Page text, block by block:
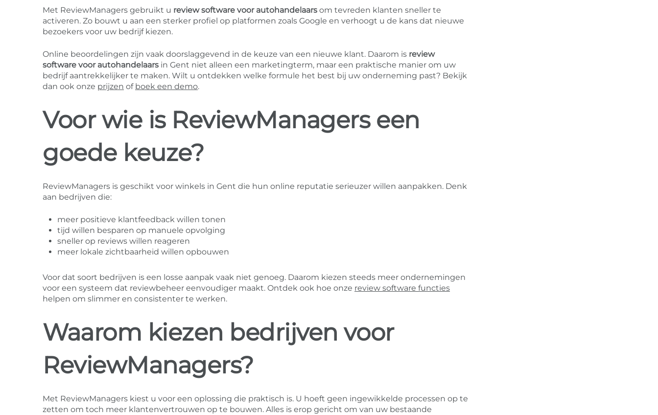
Met ReviewManagers gebruikt u review software voor autohandelaars om tevreden klanten sneller te
activeren. Zo bouwt u aan een sterker profiel op platformen zoals Google en verhoogt u de kans dat nieuwe
bezoekers voor uw bedrijf kiezen.
Online beoordelingen zijn vaak doorslaggevend in de keuze van een nieuwe klant. Daarom is review
software voor autohandelaars in Gent niet alleen een marketingterm, maar een praktische manier om uw
bedrijf aantrekkelijker te maken. Wilt u ontdekken welke formule het best bij uw onderneming past? Bekijk
dan ook onze prijzen of boek een demo.
Voor wie is ReviewManagers een
goede keuze?
ReviewManagers is geschikt voor winkels in Gent die hun online reputatie serieuzer willen aanpakken. Denk
aan bedrijven die:
meer positieve klantfeedback willen tonen
tijd willen besparen op manuele opvolging
sneller op reviews willen reageren
meer lokale zichtbaarheid willen opbouwen
Voor dat soort bedrijven is een losse aanpak vaak niet genoeg. Daarom kiezen steeds meer ondernemingen
voor een systeem dat reviewbeheer eenvoudiger maakt. Ontdek ook hoe onze review software functies
helpen om slimmer en consistenter te werken.
Waarom kiezen bedrijven voor
ReviewManagers?
Met ReviewManagers kiest u voor een oplossing die praktisch is. U hoeft geen ingewikkelde processen op te
zetten om toch meer klantenvertrouwen op te bouwen. Alles is erop gericht om van uw bestaande